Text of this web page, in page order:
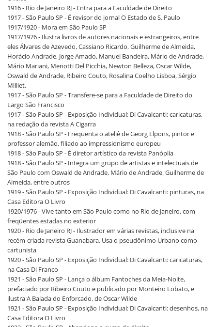
1916 - Rio de Janeiro RJ - Entra para a Faculdade de Direito
1917 - São Paulo SP - É revisor do jornal O Estado de S. Paulo
1917/1920 - Mora em São Paulo SP
1917/1976 - Ilustra livros de autores nacionais e estrangeiros, entre
eles Álvares de Azevedo, Cassiano Ricardo, Guilherme de Almeida,
Horácio Andrade, Jorge Amado, Manuel Bandeira, Mário de Andrade,
Mário Mariani, Menotti Del Picchia, Newton Belleza, Oscar Wilde,
Oswald de Andrade, Ribeiro Couto, Rosalina Coelho Lisboa, Sérgio
Milliet.
1917 - São Paulo SP - Transfere-se para a Faculdade de Direito do
Largo São Francisco
1917 - São Paulo SP - Exposição Individual: Di Cavalcanti: caricaturas,
na redação da revista A Cigarra
1918 - São Paulo SP - Freqüenta o ateliê de Georg Elpons, pintor e
professor alemão, filiado ao impressionismo europeu
1918 - São Paulo SP - É diretor artístico da revista Panóplia
1918 - São Paulo SP - Integra um grupo de artistas e intelectuais de
São Paulo com Oswald de Andrade, Mário de Andrade, Guilherme de
Almeida, entre outros
1919 - São Paulo SP - Exposição Individual: Di Cavalcanti: pinturas, na
Casa Editora O Livro
1920/1976 - Vive tanto em São Paulo como no Rio de Janeiro, com
freqüentes estadas no exterior
1920 - Rio de Janeiro RJ - Ilustrador em várias revistas, inclusive na
recém-criada revista Guanabara. Usa o pseudônimo Urbano como
cartunista
1920 - São Paulo SP - Exposição Individual: Di Cavalcanti: caricaturas,
na Casa Di Franco
1921 - São Paulo SP - Lança o álbum Fantoches da Meia-Noite,
prefaciado por Ribeiro Couto e publicado por Monteiro Lobato, e
ilustra A Balada do Enforcado, de Oscar Wilde
1921 - São Paulo SP - Exposição Individual: Di Cavalcanti: desenhos, na
Casa Editora O Livro